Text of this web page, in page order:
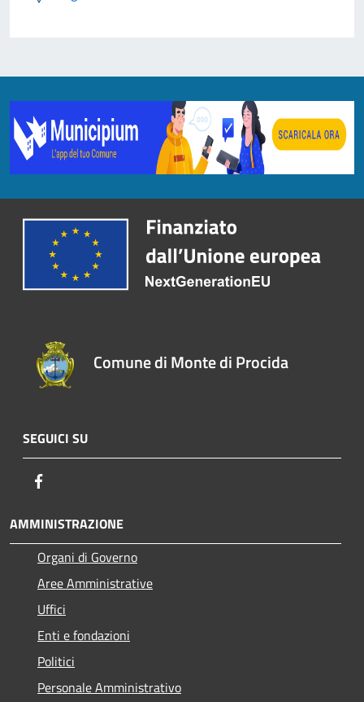
Comune di Monte di Procida
SEGUICI SU
AMMINISTRAZIONE
Organi di Governo
Aree Amministrative
Uffici
Enti e fondazioni
Politici
Personale Amministrativo